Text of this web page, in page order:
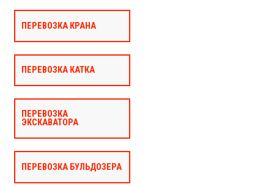
ПЕРЕВОЗКА КРАНА
ПЕРЕВОЗКА КАТКА
ПЕРЕВОЗКА
ЭКСКАВАТОРА
ПЕРЕВОЗКА БУЛЬДОЗЕРА